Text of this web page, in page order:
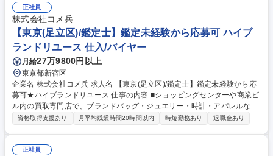
があり、座学やロールプレイング等、テキストを用いて仕事の基礎・スキ
ルを1から学べる教育・研修を用意しています！研修後も協力体制のも
と、店舗に立つためご安心ください。 募集職種 【豊橋市/鑑定士】鑑定未
経験から応募可★ハイブランドリユース
正社員
株式会社コメ兵
【東京(足立区)/鑑定士】鑑定未経験から応募可 ハイブ
ランドリユース 仕入/バイヤー
月給27万9800円以上
東京都新宿区
企業名 株式会社コメ兵 求人名 【東京(足立区)/鑑定士】鑑定未経験から応
募可★ハイブランドリユース 仕事の内容 ■ショッピングセンターや商業ビ
ル内の買取専門店で、ブランドバッグ・ジュエリー・時計・アパレルなど
の査定・買取をお任せいたします。 ■バイヤーからコーポレート職まで、
ど、様々な品物の査定、買取をお願いします。業務を通してスキルアップ
資格取得支援あり 月平均残業時間20時間以内 時短勤務あり 退職金あり
正社員